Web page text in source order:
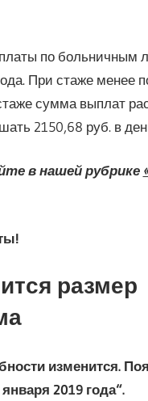
по больничным
При стаже менее
сумма выплат
2150,68 руб. в
в нашей рубрике
размер
изменится.
2019 года“.